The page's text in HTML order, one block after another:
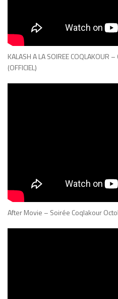
KALASH A LA SOIREE COQLAKOUR
(OFFICIEL)
After Movie – Soirée Coqlakour